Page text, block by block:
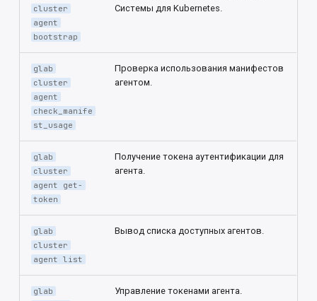
cluster
agent
bootstrap
Системы для Kubernetes.
glab
cluster
agent
check_manife
st_usage
Проверка использования манифестов
агентом.
glab
cluster
agent get-
token
Получение токена аутентификации для
агента.
glab
cluster
agent list
Вывод списка доступных агентов.
glab
Управление токенами агента.